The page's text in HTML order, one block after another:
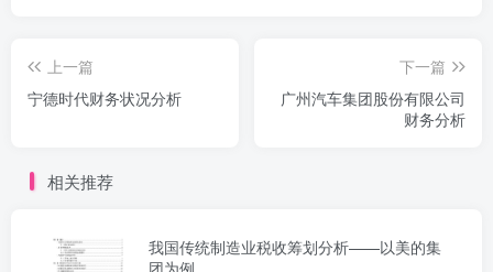
上一篇
宁德时代财务状况分析
下一篇
广州汽车集团股份有限公司
财务分析
相关推荐
我国传统制造业税收筹划分析——以美的集
团为例